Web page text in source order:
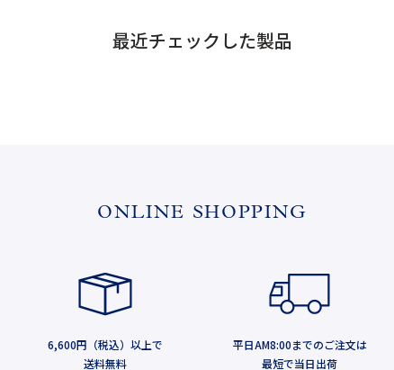
最近チェックした製品
ONLINE SHOPPING
6,600円（税込）以上で
送料無料
平日AM8:00までのご注文は
最短で当日出荷